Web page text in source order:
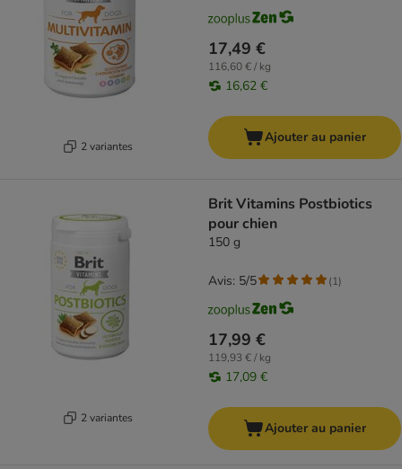
2 variantes
17,49 €
116,60 € / kg
16,62 €
Ajouter au panier
2 variantes
Brit Vitamins Postbiotics
pour chien
150 g
17,99 €
119,93 € / kg
17,09 €
Avis: 5/5 (1)
Ajouter au panier